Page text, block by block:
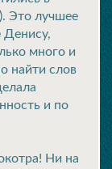
Это лучшее
Денису,
много и
найти слов
и по
Ни на